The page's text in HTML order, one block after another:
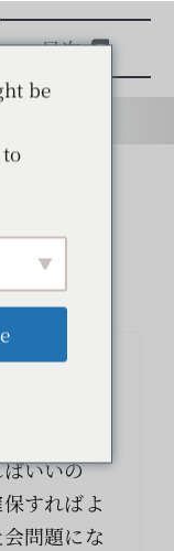
目次
種」の
虫剤の購
いいの
すればよ
問題にな
be